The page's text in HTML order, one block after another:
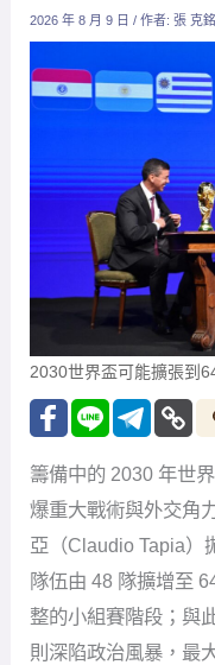
2026 年 8 月 9 日/ 作者:張 克銘
2030世界盃可能擴張到
籌備中的 2030 年世
爆重大戰術與外交角
亞（Claudio Tapia）
隊伍由 48 隊擴增至
整的小組賽階段；與
則深陷政治風暴，最